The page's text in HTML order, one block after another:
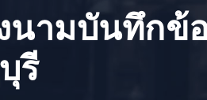
นามบันทึกข้
รี